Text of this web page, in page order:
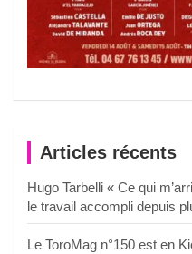
Articles récents
Hugo Tarbelli « Ce qui
le travail accompli depuis
Le ToroMag n°150 est en